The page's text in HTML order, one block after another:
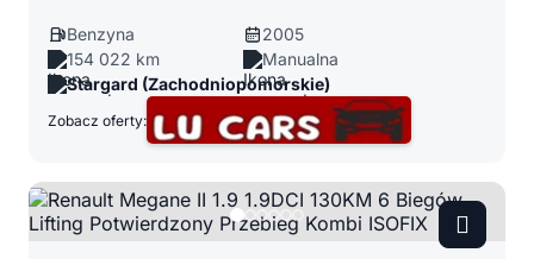
Benzyna
2005
154 022 km
Manualna
Stargard (Zachodniopomorskie)
Zobacz oferty: